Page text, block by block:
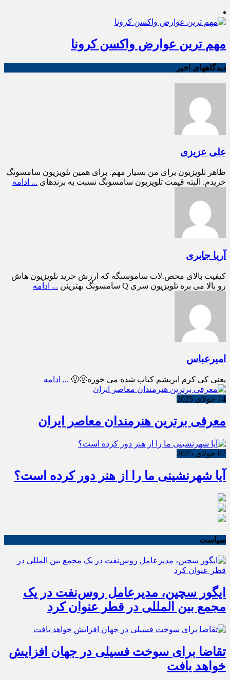
مهم ترین عوارض واکسن کرونا
دیدگاههای اخیر
علی عزیزی
ظاهر تلویزیون برای من بسیار مهم. برای همین تلویزیون سامسونگ
خریدم. البته قیمت تلویزیون سامسونگ نسبت به برندهای ... ادامه
آریا جابری
کیفیت بالای محص.لات ساموسنگه که ارزش خرید تلویزیون هاش
رو بالا می بره تلویزیون سری Q سامسونگ بهترینن
... ادامه
امیرعباس
یعنی کی کرم ابریشم کباب شده می خوره🤢🤢 ... ادامه
14 جولای 2025
معرفی برترین هنرمندان معاصر ایران
07 جولای 2025
آیا شهرنشینی ما را از هنر دور کرده است؟
سیاست
ایگور سچین، مدیرعامل روس‌نفت در یک
مجمع بین المللی در قطر عنوان کرد
تقاضا برای سوخت فسیلی در جهان افزایش
خواهد یافت